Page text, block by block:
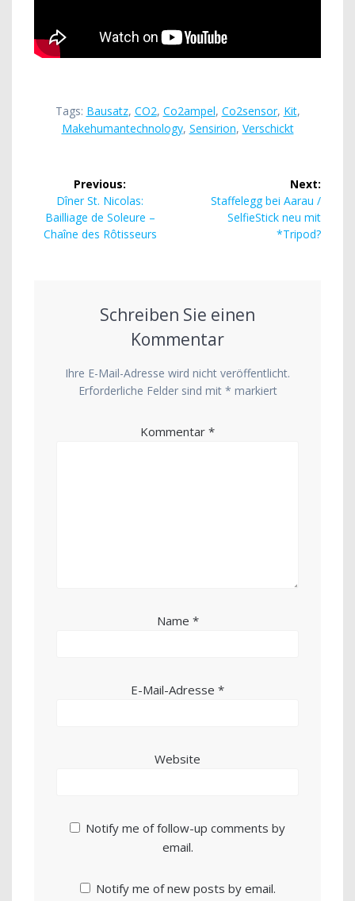
Tags: Bausatz, CO2, Co2ampel, Co2sensor, Kit,
Makehumantechnology, Sensirion, Verschickt
Beitragsnavigation
Previous:
Previous
post:
Dîner St. Nicolas:
Bailliage de Soleure –
Chaîne des Rôtisseurs
Next:
Next
post:
Staffelegg bei Aarau /
SelfieStick neu mit
*Tripod?
Schreiben Sie einen
Kommentar
Ihre E-Mail-Adresse wird nicht veröffentlicht.
Erforderliche Felder sind mit * markiert
Kommentar *
Name *
E-Mail-Adresse *
Website
Notify me of follow-up comments by
email.
Notify me of new posts by email.